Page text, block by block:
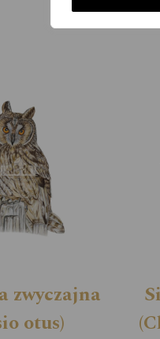
zwyczajna
otus)